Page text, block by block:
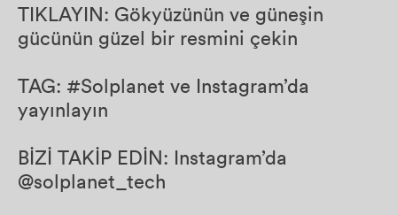
TIKLAYIN: Gökyüzünün ve güneşin
gücünün güzel bir resmini çekin
TAG: #Solplanet ve Instagram’da
yayınlayın
BİZİ TAKİP EDİN: Instagram’da
@solplanet_tech